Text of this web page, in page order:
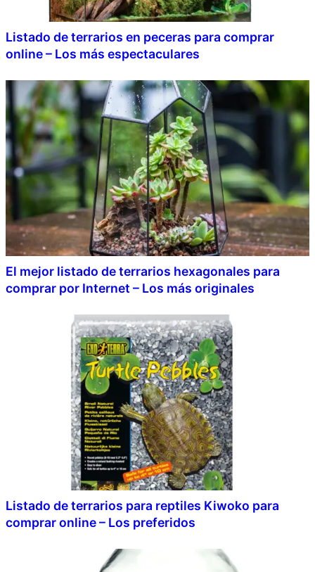
Listado de terrarios en peceras para comprar
online – Los más espectaculares
El mejor listado de terrarios hexagonales para
comprar por Internet – Los más originales
Listado de terrarios para reptiles Kiwoko para
comprar online – Los preferidos